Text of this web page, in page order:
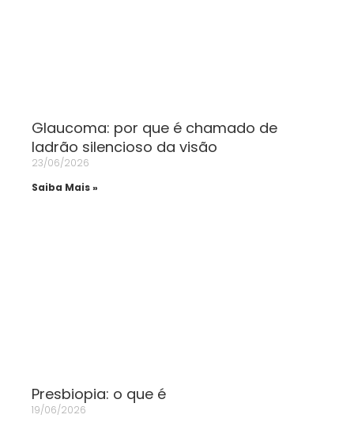
Glaucoma: por que é chamado de
ladrão silencioso da visão
23/06/2026
Saiba Mais »
Presbiopia: o que é
19/06/2026